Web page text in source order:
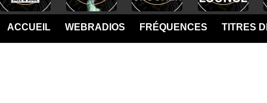
ACCUEIL WEBRADIOS FRÉQUENCES TITRES